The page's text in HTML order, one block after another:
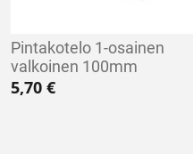
Pintakotelo 1-osainen
valkoinen 100mm
5,70 €